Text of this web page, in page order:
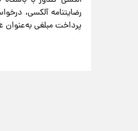
رضایتنامه آلکسی،
پرداخت مبلغی